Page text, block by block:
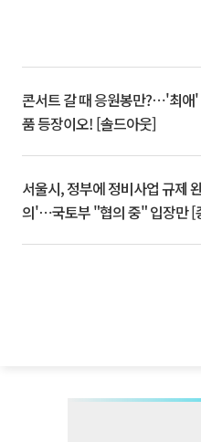
콘서트 갈 때 응원봉만?⋯'최애'
품 등장이오! [솔드아웃]
서울시, 정부에 정비사업 규제
의'⋯국토부 "협의 중" 입장만 [